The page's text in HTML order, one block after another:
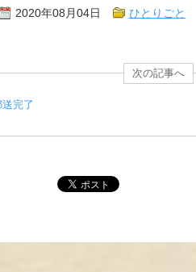
2020年08月04日 ひとりごと
次の記事へ
完了